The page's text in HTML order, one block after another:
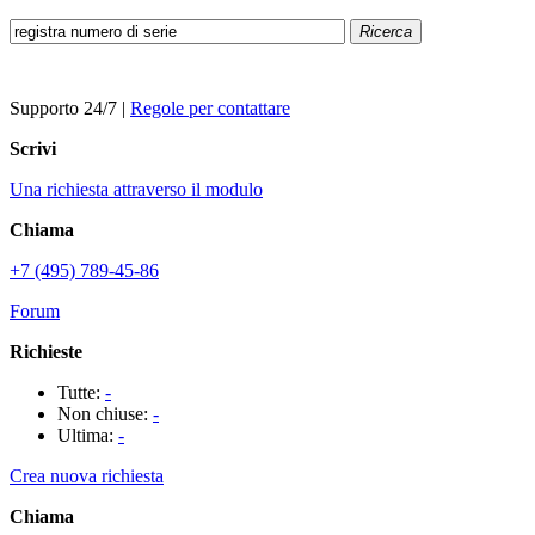
Ricerca
Supporto 24/7 | Regole per contattare
Scrivi
Una richiesta attraverso il modulo
Chiama
+7 (495) 789-45-86
Forum
Richieste
Tutte: -
Non chiuse: -
Ultima: -
Crea nuova richiesta
Chiama